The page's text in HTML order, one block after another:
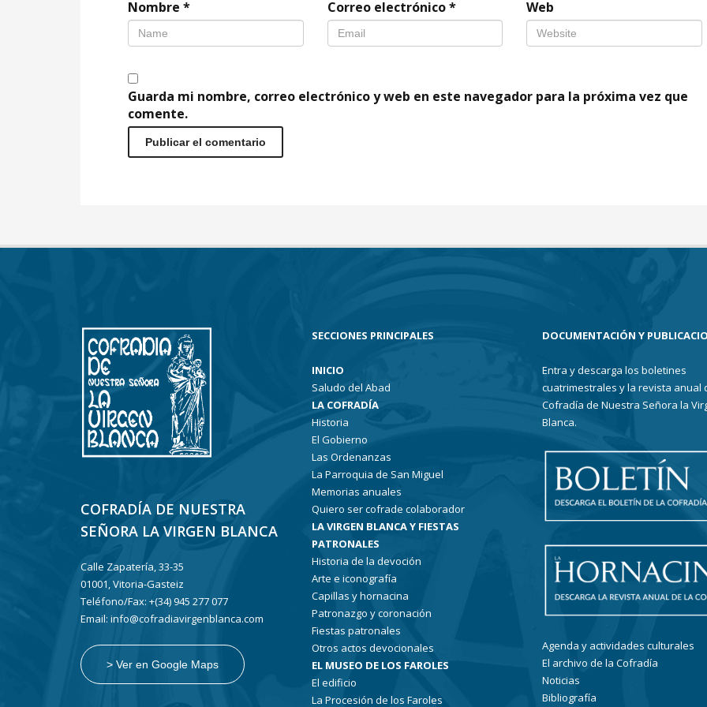
Nombre * Correo electrónico* Web
Guarda mi nombre, correo electrónico y web en este navegador para la próxima vez que
comente.
COFRADÍA DE NUESTRA
SEÑORA LA VIRGEN BLANCA
Calle Zapatería, 33-35
01001, Vitoria-Gasteiz
Teléfono/Fax: +(34) 945 277 077
Email: info@cofradiavirgenblanca.com
> Ver en Google Maps
SECCIONES PRINCIPALES
INICIO
Saludo del Abad
LA COFRADÍA
Historia
El Gobierno
Las Ordenanzas
La Parroquia de San Miguel
Memorias anuales
Quiero ser cofrade colaborador
LA VIRGEN BLANCA Y FIESTAS
PATRONALES
Historia de la devoción
Arte e iconografía
Capillas y hornacina
Patronazgo y coronación
Fiestas patronales
Otros actos devocionales
EL MUSEO DE LOS FAROLES
El edificio
La Procesión de los Faroles
DOCUMENTACIÓN Y
Entra y descarga los boletines
cuatrimestrales y la revista anual
Cofradía de Nuestra Señora la
Blanca.
Agenda y actividades culturales
El archivo de la Cofradía
Noticias
Bibliografía